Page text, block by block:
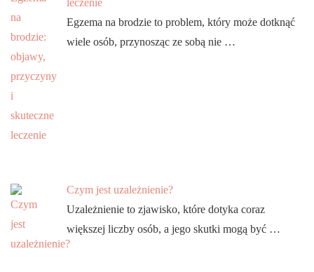
leczenie
Egzema na brodzie to problem, który może dotknąć
wiele osób, przynosząc ze sobą nie …
Czym jest uzależnienie?
Uzależnienie to zjawisko, które dotyka coraz
większej liczby osób, a jego skutki mogą być …